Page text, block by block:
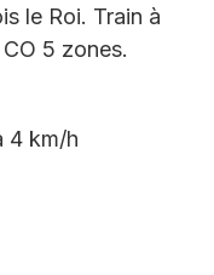
le Roi. Train à
5 zones.
4 km/h